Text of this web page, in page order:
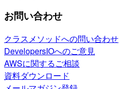
お問い合わせ
クラスメソッドへの問い合わせ
DevelopersIOへのご意見
AWSに関するご相談
資料ダウンロード